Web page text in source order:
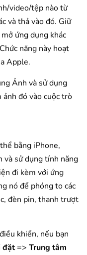
video/tệp nào từ
và thả vào đó. Giữ
ứng dụng khác
năng này hoạt
Apple.
Ảnh và sử dụng
đó vào cuộc trò
bằng iPhone,
và sử dụng tính năng
đi kèm với ứng
nó để phóng to các
đèn pin, thanh trượt
khiển, nếu bạn
đặt=> Trung tâm